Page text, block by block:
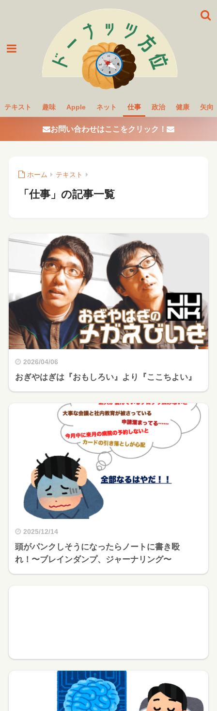
テキスト 趣味 Apple ネット 仕事 政治 健康 矢向
お問い合わせはここをクリック！
ホーム テキスト
「仕事」の記事一覧
2026/04/06
おぎやはぎは『おもしろい』より『ここちよい』
2025/12/14
頭がパンクしそうになったらノートに書き殴
れ！〜ブレインダンプ、ジャーナリング〜